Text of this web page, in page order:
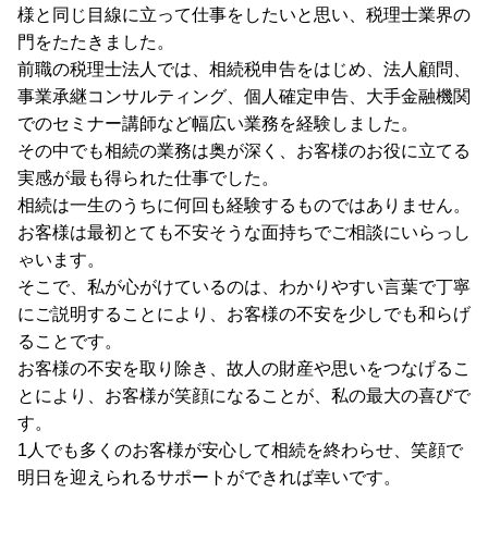
様と同じ目線に立って仕事をしたいと思い、税理士業界の
門をたたきました。
前職の税理士法人では、相続税申告をはじめ、法人顧問、
事業承継コンサルティング、個人確定申告、大手金融機関
でのセミナー講師など幅広い業務を経験しました。
その中でも相続の業務は奥が深く、お客様のお役に立てる
実感が最も得られた仕事でした。
相続は一生のうちに何回も経験するものではありません。
お客様は最初とても不安そうな面持ちでご相談にいらっし
ゃいます。
そこで、私が心がけているのは、わかりやすい言葉で丁寧
にご説明することにより、お客様の不安を少しでも和らげ
ることです。
お客様の不安を取り除き、故人の財産や思いをつなげるこ
とにより、お客様が笑顔になることが、私の最大の喜びで
す。
1人でも多くのお客様が安心して相続を終わらせ、笑顔で
明日を迎えられるサポートができれば幸いです。